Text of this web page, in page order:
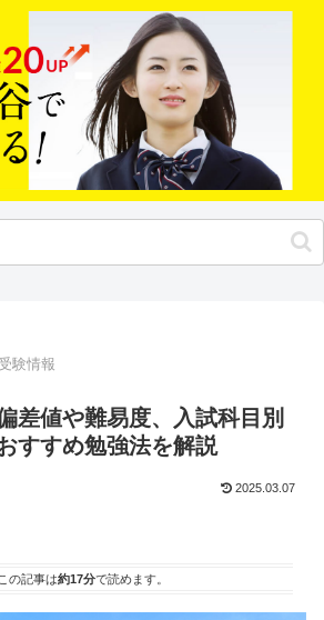
験情報
差値や難易度、入試科目別
すすめ勉強法を解説
2025.03.07
この記事は約17分で読めます。